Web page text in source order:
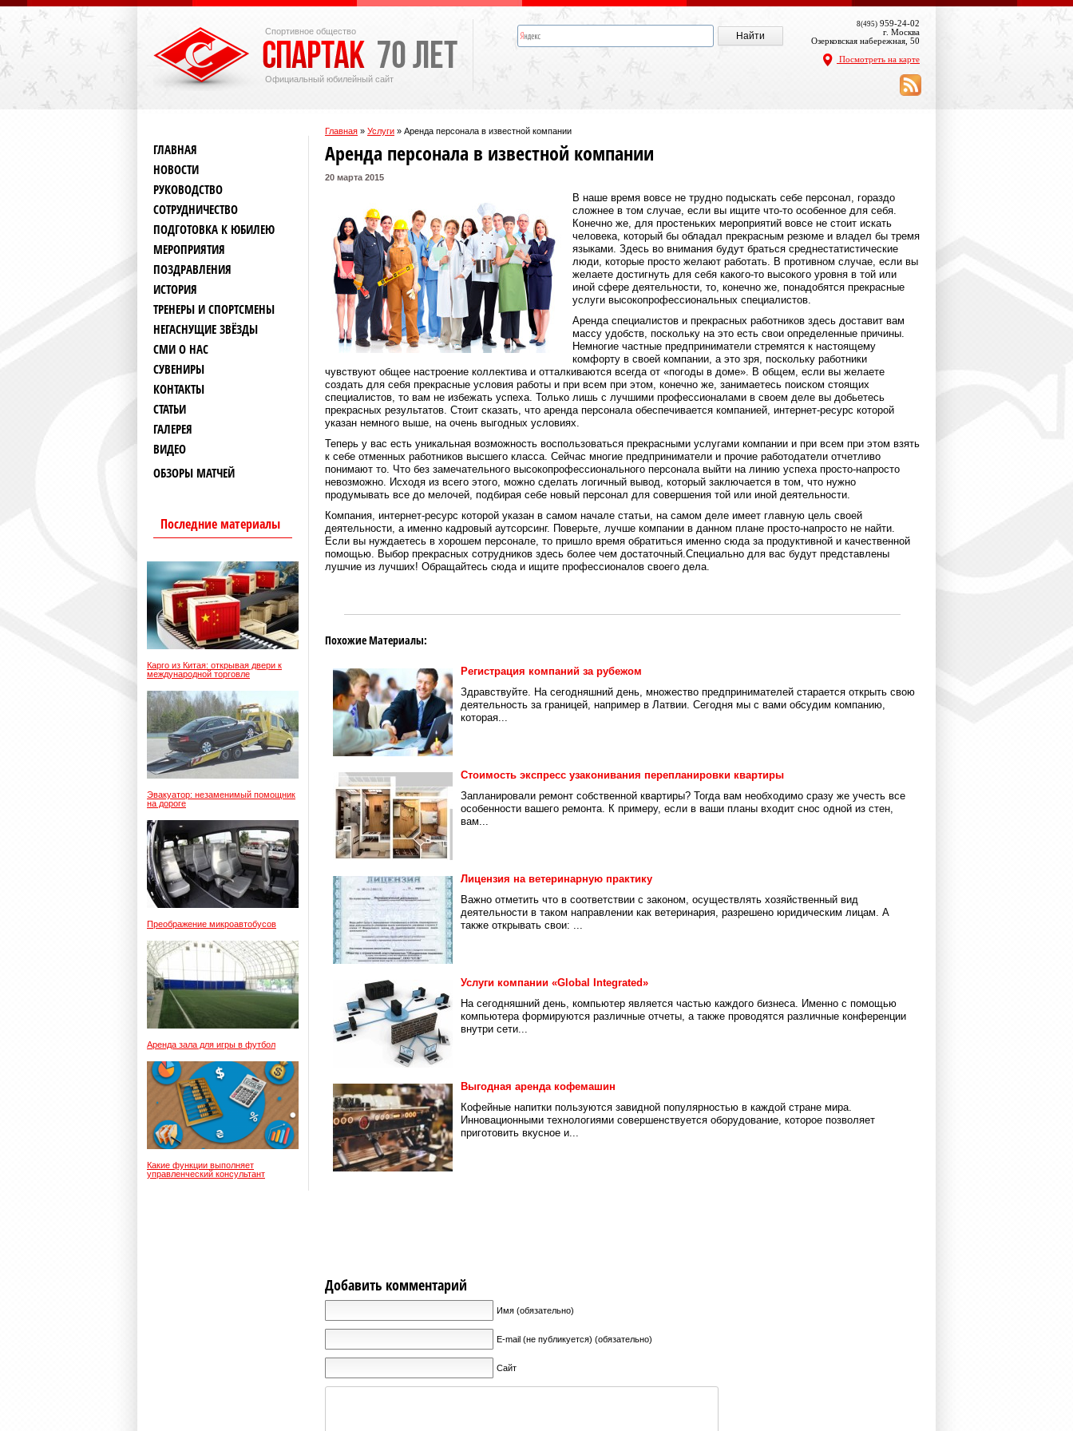
Спортивное общество
Официальный юбилейный сайт
8(495) 959-24-02
г. Москва
Озерковская набережная, 50
Посмотреть на карте
Главная » Услуги » Аренда персонала в известной компании
ГЛАВНАЯ
НОВОСТИ
РУКОВОДСТВО
СОТРУДНИЧЕСТВО
ПОДГОТОВКА К ЮБИЛЕЮ
МЕРОПРИЯТИЯ
ПОЗДРАВЛЕНИЯ
ИСТОРИЯ
ТРЕНЕРЫ И СПОРТСМЕНЫ
НЕГАСНУЩИЕ ЗВЁЗДЫ
СМИ О НАС
СУВЕНИРЫ
КОНТАКТЫ
СТАТЬИ
ГАЛЕРЕЯ
ВИДЕО
ОБЗОРЫ МАТЧЕЙ
Последние материалы
Карго из Китая: открывая двери к
международной торговле
Эвакуатор: незаменимый помощник
на дороге
Преображение микроавтобусов
Аренда зала для игры в футбол
Какие функции выполняет
управленческий консультант
Аренда персонала в известной компании
20 марта 2015
В наше время вовсе не трудно подыскать себе персонал, гораздо
сложнее в том случае, если вы ищите что-то особенное для себя.
Конечно же, для простеньких мероприятий вовсе не стоит искать
человека, который бы обладал прекрасным резюме и владел бы тремя
языками. Здесь во внимания будут браться среднестатистические
люди, которые просто желают работать. В противном случае, если вы
желаете достигнуть для себя какого-то высокого уровня в той или
иной сфере деятельности, то, конечно же, понадобятся прекрасные
услуги высокопрофессиональных специалистов.
Аренда специалистов и прекрасных работников здесь доставит вам
массу удобств, поскольку на это есть свои определенные причины.
Немногие частные предприниматели стремятся к настоящему
комфорту в своей компании, а это зря, поскольку работники
чувствуют общее настроение коллектива и отталкиваются всегда от «погоды в доме». В общем, если вы желаете
создать для себя прекрасные условия работы и при всем при этом, конечно же, занимаетесь поиском стоящих
специалистов, то вам не избежать успеха. Только лишь с лучшими профессионалами в своем деле вы добьетесь
прекрасных результатов. Стоит сказать, что аренда персонала обеспечивается компанией, интернет-ресурс которой
указан немного выше, на очень выгодных условиях.
Теперь у вас есть уникальная возможность воспользоваться прекрасными услугами компании и при всем при этом взять
к себе отменных работников высшего класса. Сейчас многие предприниматели и прочие работодатели отчетливо
понимают то. Что без замечательного высокопрофессионального персонала выйти на линию успеха просто-напросто
невозможно. Исходя из всего этого, можно сделать логичный вывод, который заключается в том, что нужно
продумывать все до мелочей, подбирая себе новый персонал для совершения той или иной деятельности.
Компания, интернет-ресурс которой указан в самом начале статьи, на самом деле имеет главную цель своей
деятельности, а именно кадровый аутсорсинг. Поверьте, лучше компании в данном плане просто-напросто не найти.
Если вы нуждаетесь в хорошем персонале, то пришло время обратиться именно сюда за продуктивной и качественной
помощью. Выбор прекрасных сотрудников здесь более чем достаточный.Специально для вас будут представлены
лушчие из лучших! Обращайтесь сюда и ищите профессионалов своего дела.
Похожие Материалы:
Регистрация компаний за рубежом
Здравствуйте. На сегодняшний день, множество предпринимателей старается открыть свою
деятельность за границей, например в Латвии. Сегодня мы с вами обсудим компанию,
которая...
Стоимость экспресс узаконивания перепланировки квартиры
Запланировали ремонт собственной квартиры? Тогда вам необходимо сразу же учесть все
особенности вашего ремонта. К примеру, если в ваши планы входит снос одной из стен,
вам...
Лицензия на ветеринарную практику
Важно отметить что в соответствии с законом, осуществлять хозяйственный вид
деятельности в таком направлении как ветеринария, разрешено юридическим лицам. А
также открывать свои: ...
Услуги компании «Global Integrated»
На сегодняшний день, компьютер является частью каждого бизнеса. Именно с помощью
компьютера формируются различные отчеты, а также проводятся различные конференции
внутри сети...
Выгодная аренда кофемашин
Кофейные напитки пользуются завидной популярностью в каждой стране мира.
Инновационными технологиями совершенствуется оборудование, которое позволяет
приготовить вкусное и...
Добавить комментарий
Имя (обязательно)
E-mail (не публикуется) (обязательно)
Сайт